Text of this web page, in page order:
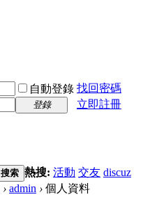
自動登錄 找回密碼
登錄
立即註冊
搜索 熱搜: 活動 交友 discuz
› admin › 個人資料